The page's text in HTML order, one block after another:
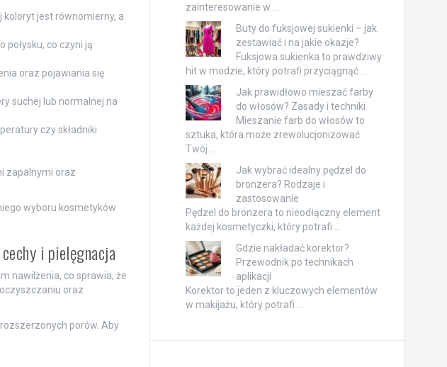
koloryt jest równomierny, a
co czyni ją
oraz pojawiania się
suchej lub normalnej na
czy składniki
zapalnymi oraz
wyboru kosmetyków
i pielęgnacja
nawilżenia, co sprawia, że
oraz
porów. Aby
zainteresowanie w …
Buty do fuksjowej sukienki – jak
zestawiać i na jakie okazje?
Fuksjowa sukienka to prawdziwy
hit w modzie, który potrafi przyciągnąć …
Jak prawidłowo mieszać farby
do włosów? Zasady i techniki
Mieszanie farb do włosów to
sztuka, która może zrewolucjonizować
Twój …
Jak wybrać idealny pędzel do
bronzera? Rodzaje i
zastosowanie
Pędzel do bronzera to nieodłączny element
każdej kosmetyczki, który potrafi …
Gdzie nakładać korektor?
Przewodnik po technikach
aplikacji
Korektor to jeden z kluczowych elementów
w makijażu, który potrafi …